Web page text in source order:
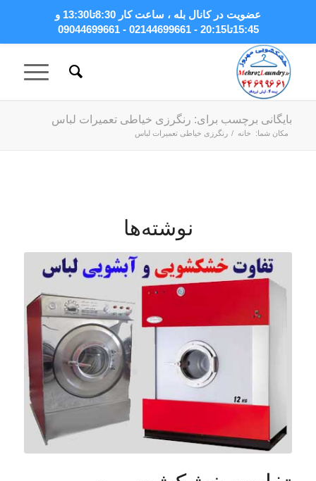
بایگانی برچسب برای: رنگرزی خیاطی تعمیرات لباس
مکان شما: خانه / رنگرزی خیاطی تعمیرات لباس
نوشته‌ها
عضویت در کانال بله
، ساعت کار 8:30تا13:30 و
15:45تا20:15 - 02144699661 - 09044699661